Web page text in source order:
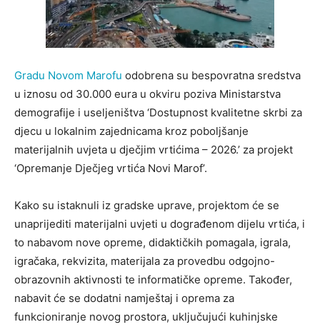
Gradu Novom Marofu odobrena su bespovratna sredstva
u iznosu od 30.000 eura u okviru poziva Ministarstva
demografije i useljeništva ‘Dostupnost kvalitetne skrbi za
djecu u lokalnim zajednicama kroz poboljšanje
materijalnih uvjeta u dječjim vrtićima – 2026.’ za projekt
‘Opremanje Dječjeg vrtića Novi Marof’.
Kako su istaknuli iz gradske uprave, projektom će se
unaprijediti materijalni uvjeti u dograđenom dijelu vrtića, i
to nabavom nove opreme, didaktičkih pomagala, igrala,
igračaka, rekvizita, materijala za provedbu odgojno-
obrazovnih aktivnosti te informatičke opreme. Također,
nabavit će se dodatni namještaj i oprema za
funkcioniranje novog prostora, uključujući kuhinjske